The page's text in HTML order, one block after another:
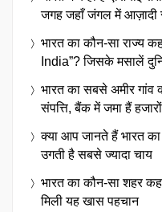
जगह जहाँ जंगल में
भारत का कौन-सा राज्य
India”? जिसके मसालें
भारत का सबसे अमीर गांव
संपत्ति, बैंक में जमा हैं
क्या आप जानते हैं भारत
उगती है सबसे ज्यादा चाय
भारत का कौन-सा शहर
मिली यह खास पहचान